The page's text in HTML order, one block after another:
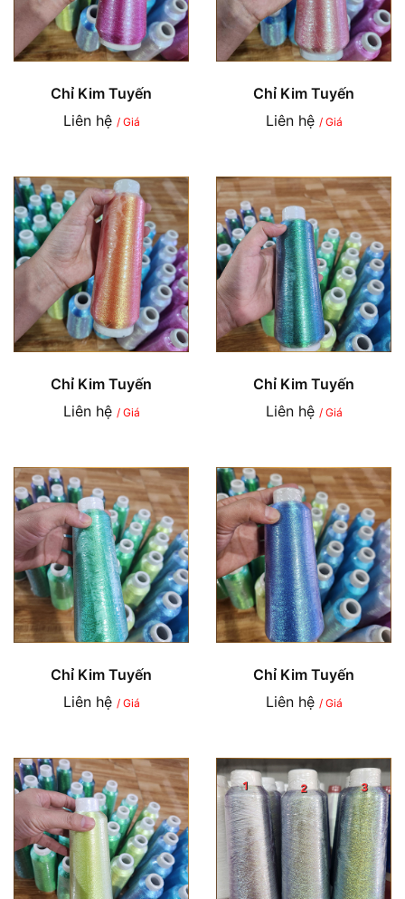
Chỉ Kim Tuyến
Liên hệ / Giá
Chỉ Kim Tuyến
Liên hệ / Giá
Chỉ Kim Tuyến
Liên hệ / Giá
Chỉ Kim Tuyến
Liên hệ / Giá
Chỉ Kim Tuyến
Liên hệ / Giá
Chỉ Kim Tuyến
Liên hệ / Giá